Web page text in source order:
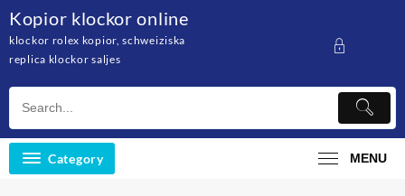
content
Kopior klockor online
klockor rolex kopior, schweiziska
replica klockor saljes
Category MENU